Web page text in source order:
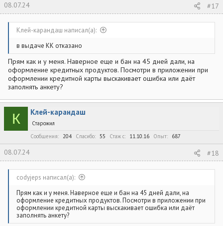
08.07.24 #17
Клей-карандаш написал(а):
в выдаче КК отказано
Прям как и у меня. Наверное еще и бан на 45 дней дали, на
оформление кредитных продуктов. Посмотри в приложении при
оформлении кредитной карты выскакивает ошибка или даёт
заполнять анкету?
К Клей-карандаш
Старожил
Сообщения
204 Спасибо 55 Стаж c 11.10.16 Опыт 687
08.07.24 #18
codyjeps написал(а):
Прям как и у меня. Наверное еще и бан на 45 дней дали, на
оформление кредитных продуктов. Посмотри в приложении при
оформлении кредитной карты выскакивает ошибка или даёт
заполнять анкету?